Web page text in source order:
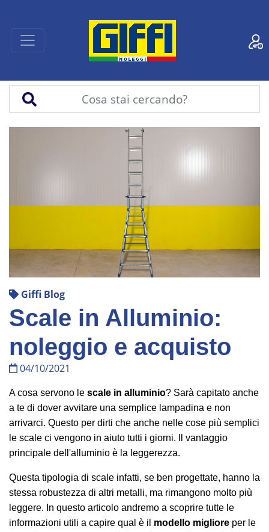
Giffi Blog
Scale in Alluminio:
noleggio e acquisto
04/10/2021
A cosa servono le scale in alluminio? Sarà capitato anche
a te di dover avvitare una semplice lampadina e non
arrivarci. Questo per dirti che anche nelle cose più semplici
le scale ci vengono in aiuto tutti i giorni. Il vantaggio
principale dell'alluminio è la leggerezza.
Questa tipologia di scale infatti, se ben progettate, hanno la
stessa robustezza di altri metalli, ma rimangono molto più
leggere. In questo articolo andremo a scoprire tutte le
informazioni utili a capire qual è il modello migliore per le